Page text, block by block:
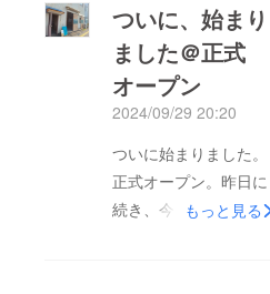
ついに、始まり
ました＠正式
オープン
2024/09/29 20:20
ついに始まりました。
正式オープン。昨日に
続き、今日。無事、日
もっと見る